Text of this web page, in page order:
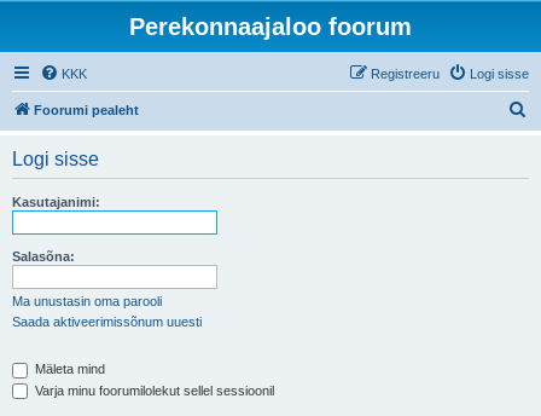
Perekonnaajaloo foorum
KKK Logi sisse
Registreeru
Foorumi pealeht
Logi sisse
Kasutajanimi:
Salasõna:
Ma unustasin oma parooli
Saada aktiveerimissõnum uuesti
Mäleta mind
Varja minu foorumilolekut sellel sessioonil